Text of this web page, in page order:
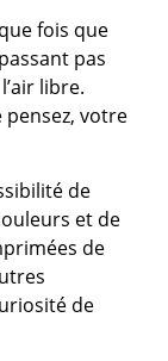
fois que
pas
libre.
pensez, votre
de
et de
de
de